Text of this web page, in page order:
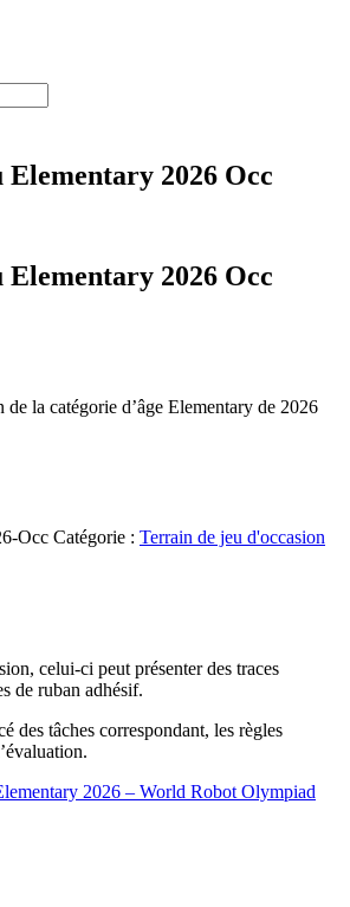
2026 Occ
2026 Occ
de la catégorie d’âge Elementary de 2026
Occ Catégorie : Terrain de jeu d'occasion
celui-ci peut présenter des traces
de ruban adhésif.
des tâches correspondant, les règles
2026 – World Robot Olympiad